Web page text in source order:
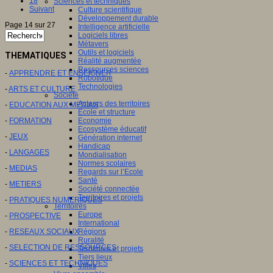
Culture scientifique
Développement durable
Intelligence artificielle
Logiciels libres
Métavers
Outils et logiciels
Réalité augmentée
Ressources sciences
Robotique
Technologies
Société
Acteurs des territoires
Ecole et structure
Economie
Ecosystème éducatif
Génération internet
Handicap
Mondialisation
Normes scolaires
Regards sur l’Ecole
Santé
Société connectée
Territoires et projets
Territoires
Europe
International
Régions
Ruralité
Territoires et projets
Tiers lieux
Villes
Suivant
Page 14 sur 27
THEMATIQUES
- APPRENDRE ET ENSEIGNER
-ARTS ET CULTURE
- EDUCATION AUX MEDIAS
- FORMATION
- JEUX
- LANGAGES
- MEDIAS
- METIERS
- PRATIQUES NUMERIQUES
- PROSPECTIVE
- RESEAUX SOCIAUX
- SELECTION DE RESSOURCES
- SCIENCES ET TECHNIQUES